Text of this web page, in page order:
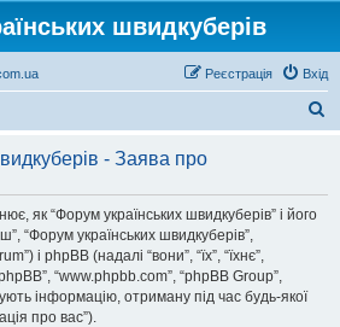
швидкуберів
Вхід
Реєстрація
у
- Заява про
як “Форум українських швидкуберів” і його
“Форум українських швидкуберів”,
і phpBB (надалі “вони”, “їх”, “їхнє”,
“www.phpbb.com”, “phpBB Group”,
інформацію, отриману під час будь-якої
про вас”).